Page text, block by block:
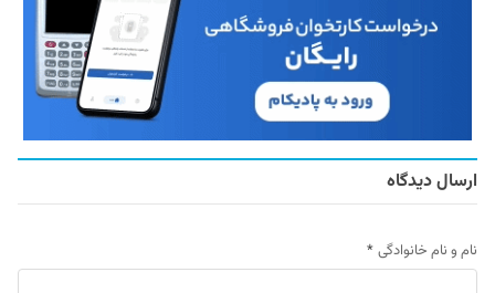
ارسال دیدگاه
نام و نام خانوادگی *